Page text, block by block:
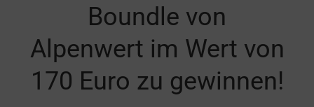
Boundle von
Alpenwert im Wert von
170 Euro zu gewinnen!